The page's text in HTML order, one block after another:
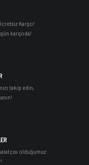
Kargo!
kargoda!
takip edin,
olduğumuz